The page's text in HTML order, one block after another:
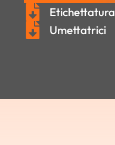
Etichettatura
Umettatrici